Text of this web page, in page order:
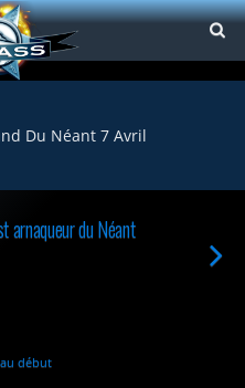
Du Néant 7 Avril
arnaqueur du Néant
début